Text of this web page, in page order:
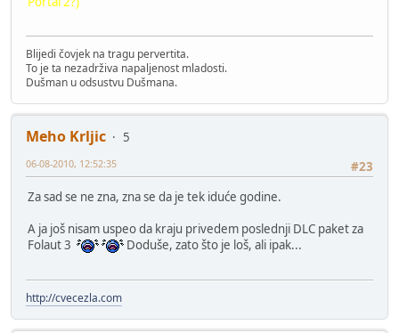
Blijedi čovjek na tragu pervertita.
To je ta nezadrživa napaljenost mladosti.
Dušman u odsustvu Dušmana.
Meho Krljic
5
#23
06-08-2010, 12:52:35
Za sad se ne zna, zna se da je tek iduće godine.
A ja još nisam uspeo da kraju privedem poslednji DLC paket za
Folaut 3
Doduše, zato što je loš, ali ipak...
http://cvecezla.com